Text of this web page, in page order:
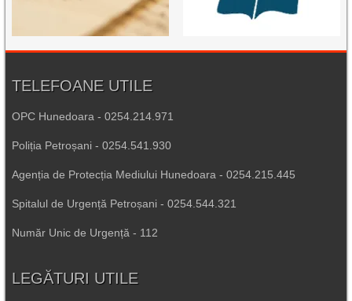
TELEFOANE UTILE
OPC Hunedoara - 0254.214.971
Poliția Petroșani - 0254.541.930
Agenția de Protecția Mediului Hunedoara - 0254.215.445
Spitalul de Urgență Petroșani - 0254.544.321
Număr Unic de Urgență - 112
LEGĂTURI UTILE